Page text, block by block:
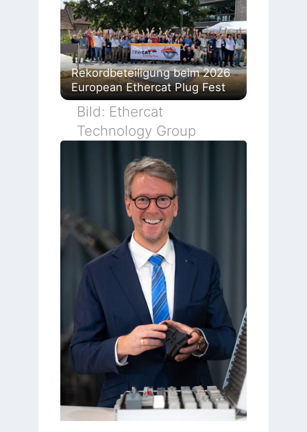
Rekordbeteiligung beim 2026
European Ethercat Plug Fest
Bild: Ethercat
Technology Group